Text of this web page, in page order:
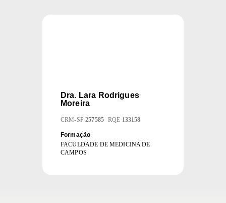
Dra. Lara Rodrigues
Moreira
CRM-SP 257585 RQE 133158
Formação
FACULDADE DE MEDICINA DE
CAMPOS